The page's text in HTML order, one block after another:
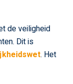
de veiligheid
Dit is
. Het